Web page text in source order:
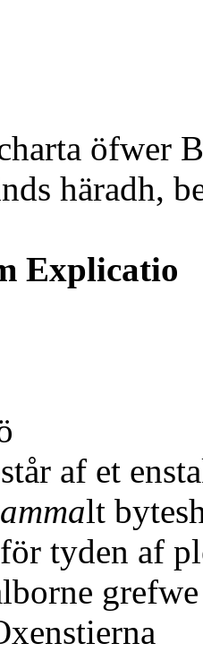
öfwer
häradh,
af et
ammalt
tyden af